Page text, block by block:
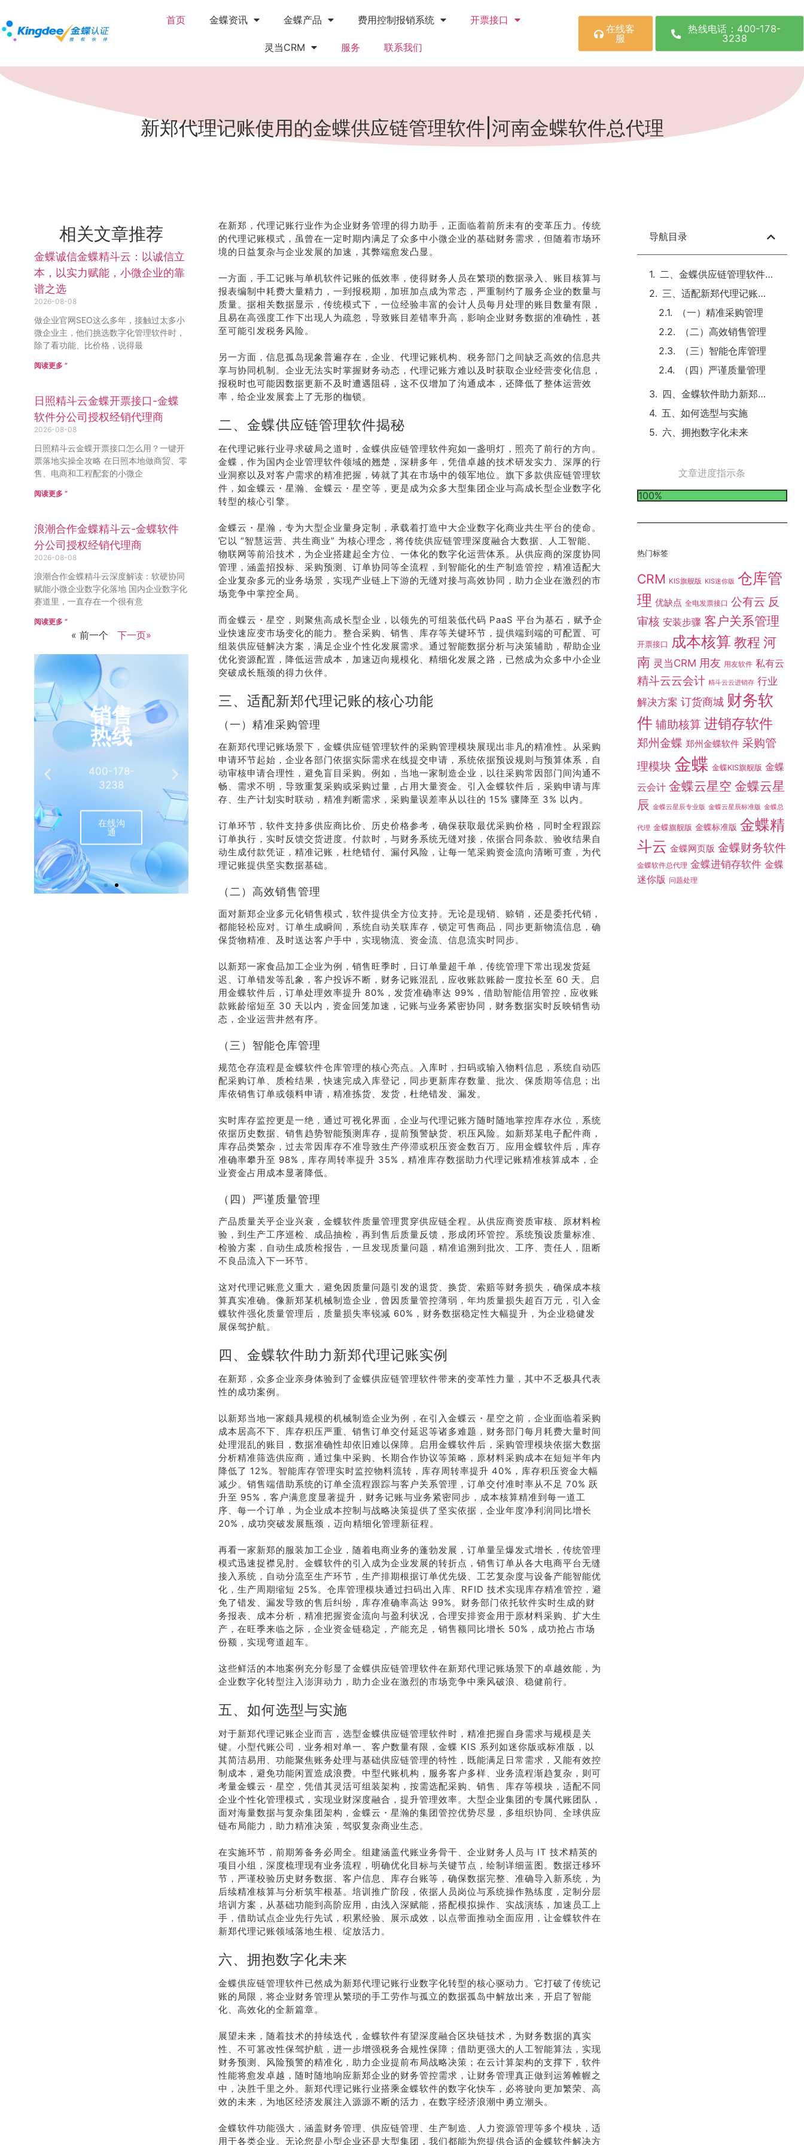
首页 金蝶资讯 金蝶产品 费用控制报销系统 开票接口
灵当CRM 服务 联系我们
在线客
服
热线电话：400-178-
3238
新郑代理记账使用的金蝶供应链管理软件|河南金蝶软件总代理
相关文章推荐
金蝶诚信金蝶精斗云：以诚信立
本，以实力赋能，小微企业的靠
谱之选
2026-08-08
做企业官网SEO这么多年，接触过太多小
微企业主，他们挑选数字化管理软件时，
除了看功能、比价格，说得最
阅读更多 ”
日照精斗云金蝶开票接口-金蝶
软件分公司授权经销代理商
2026-08-08
日照精斗云金蝶开票接口怎么用？一键开
票落地实操全攻略 在日照本地做商贸、零
售、电商和工程配套的小微企
阅读更多 ”
浪潮合作金蝶精斗云-金蝶软件
分公司授权经销代理商
2026-08-08
浪潮合作金蝶精斗云深度解读：软硬协同
赋能小微企业数字化落地 国内企业数字化
赛道里，一直存在一个很有意
阅读更多 ”
« 前一个 下一页»
销售
热线
400-178-
3238
在线沟
通
推荐
有礼
介绍客户豪礼
相送
联系我
们
销售
400-178-
3238
在线沟
通
在新郑，代理记账行业作为企业财务管理的得力助手，正面临着前所未有的变革压力。传统
的代理记账模式，虽曾在一定时期内满足了众多中小微企业的基础财务需求，但随着市场环
境的日益复杂与企业发展的加速，其弊端愈发凸显。
一方面，手工记账与单机软件记账的低效率，使得财务人员在繁琐的数据录入、账目核算与
报表编制中耗费大量精力，一到报税期，加班加点成为常态，严重制约了服务企业的数量与
质量。据相关数据显示，传统模式下，一位经验丰富的会计人员每月处理的账目数量有限，
且易在高强度工作下出现人为疏忽，导致账目差错率升高，影响企业财务数据的准确性，甚
至可能引发税务风险。
另一方面，信息孤岛现象普遍存在，企业、代理记账机构、税务部门之间缺乏高效的信息共
享与协同机制。企业无法实时掌握财务动态，代理记账方难以及时获取企业经营变化信息，
报税时也可能因数据更新不及时遭遇阻碍，这不仅增加了沟通成本，还降低了整体运营效
率，给企业发展套上了无形的枷锁。
二、金蝶供应链管理软件揭秘
在代理记账行业寻求破局之道时，金蝶供应链管理软件宛如一盏明灯，照亮了前行的方向。
金蝶，作为国内企业管理软件领域的翘楚，深耕多年，凭借卓越的技术研发实力、深厚的行
业洞察以及对客户需求的精准把握，铸就了其在市场中的领军地位。旗下多款供应链管理软
件，如金蝶云・星瀚、金蝶云・星空等，更是成为众多大型集团企业与高成长型企业数字化
转型的核心引擎。
金蝶云・星瀚，专为大型企业量身定制，承载着打造中大企业数字化商业共生平台的使命。
它以 “智慧运营、共生商业” 为核心理念，将传统供应链管理深度融合大数据、人工智能、
物联网等前沿技术，为企业搭建起全方位、一体化的数字化运营体系。从供应商的深度协同
管理，涵盖招投标、采购预测、订单协同等全流程，到智能化的生产制造管控，精准适配大
企业复杂多元的业务场景，实现产业链上下游的无缝对接与高效协同，助力企业在激烈的市
场竞争中掌控全局。
而金蝶云・星空，则聚焦高成长型企业，以领先的可组装低代码 PaaS 平台为基石，赋予企
业快速应变市场变化的能力。整合采购、销售、库存等关键环节，提供端到端的可配置、可
组装供应链解决方案，满足企业个性化发展需求。通过智能数据分析与决策辅助，帮助企业
优化资源配置，降低运营成本，加速迈向规模化、精细化发展之路，已然成为众多中小企业
突破成长瓶颈的得力伙伴。
三、适配新郑代理记账的核心功能
（一）精准采购管理
在新郑代理记账场景下，金蝶供应链管理软件的采购管理模块展现出非凡的精准性。从采购
申请环节起始，企业各部门依据实际需求在线提交申请，系统依据预设规则与预算体系，自
动审核申请合理性，避免盲目采购。例如，当地一家制造企业，以往采购常因部门间沟通不
畅、需求不明，导致重复采购或采购过量，占用大量资金。引入金蝶软件后，采购申请与库
存、生产计划实时联动，精准判断需求，采购量误差率从以往的 15% 骤降至 3% 以内。
订单环节，软件支持多供应商比价、历史价格参考，确保获取最优采购价格，同时全程跟踪
订单执行，实时反馈交货进度。付款时，与财务系统无缝对接，依据合同条款、验收结果自
动生成付款凭证，精准记账，杜绝错付、漏付风险，让每一笔采购资金流向清晰可查，为代
理记账提供坚实数据基础。
（二）高效销售管理
面对新郑企业多元化销售模式，软件提供全方位支持。无论是现销、赊销，还是委托代销，
都能轻松应对。订单生成瞬间，系统自动关联库存，锁定可售商品，同步更新物流信息，确
保货物精准、及时送达客户手中，实现物流、资金流、信息流实时同步。
以新郑一家食品加工企业为例，销售旺季时，日订单量超千单，传统管理下常出现发货延
迟、订单错发等乱象，客户投诉不断，财务记账混乱，应收账款账龄一度拉长至 60 天。启
用金蝶软件后，订单处理效率提升 80%，发货准确率达 99%，借助智能信用管控，应收账
款账龄缩短至 30 天以内，资金回笼加速，记账与业务紧密协同，财务数据实时反映销售动
态，企业运营井然有序。
（三）智能仓库管理
规范仓存流程是金蝶软件仓库管理的核心亮点。入库时，扫码或输入物料信息，系统自动匹
配采购订单、质检结果，快速完成入库登记，同步更新库存数量、批次、保质期等信息；出
库依销售订单或领料申请，精准拣货、发货，杜绝错发、漏发。
实时库存监控更是一绝，通过可视化界面，企业与代理记账方随时随地掌控库存水位，系统
依据历史数据、销售趋势智能预测库存，提前预警缺货、积压风险。如新郑某电子配件商，
库存品类繁杂，过去常因库存不准导致生产停滞或积压资金数百万。应用金蝶软件后，库存
准确率攀升至 98%，库存周转率提升 35%，精准库存数据助力代理记账精准核算成本，企
业资金占用成本显著降低。
（四）严谨质量管理
产品质量关乎企业兴衰，金蝶软件质量管理贯穿供应链全程。从供应商资质审核、原材料检
验，到生产工序巡检、成品抽检，再到售后质量反馈，形成闭环管控。系统预设质量标准、
检验方案，自动生成质检报告，一旦发现质量问题，精准追溯到批次、工序、责任人，阻断
不良品流入下一环节。
这对代理记账意义重大，避免因质量问题引发的退货、换货、索赔等财务损失，确保成本核
算真实准确。像新郑某机械制造企业，曾因质量管控薄弱，年均质量损失超百万元，引入金
蝶软件强化质量管理后，质量损失率锐减 60%，财务数据稳定性大幅提升，为企业稳健发
展保驾护航。
四、金蝶软件助力新郑代理记账实例
在新郑，众多企业亲身体验到了金蝶供应链管理软件带来的变革性力量，其中不乏极具代表
性的成功案例。
以新郑当地一家颇具规模的机械制造企业为例，在引入金蝶云・星空之前，企业面临着采购
成本居高不下、库存积压严重、销售订单交付延迟等诸多难题，财务部门每月耗费大量时间
处理混乱的账目，数据准确性却依旧难以保障。启用金蝶软件后，采购管理模块依据大数据
分析精准筛选供应商，通过集中采购、长期合作协议等策略，原材料采购成本在短短半年内
降低了 12%。智能库存管理实时监控物料流转，库存周转率提升 40%，库存积压资金大幅
减少。销售端借助系统的订单全流程跟踪与客户关系管理，订单交付准时率从不足 70% 跃
升至 95%，客户满意度显著提升，财务记账与业务紧密同步，成本核算精准到每一道工
序、每一个订单，为企业成本控制与战略决策提供了坚实依据，企业年度净利润同比增长
20%，成功突破发展瓶颈，迈向精细化管理新征程。
再看一家新郑的服装加工企业，随着电商业务的蓬勃发展，订单量呈爆发式增长，传统管理
模式迅速捉襟见肘。金蝶软件的引入成为企业发展的转折点，销售订单从各大电商平台无缝
接入系统，自动分流至生产环节，生产排期根据订单优先级、工艺复杂度与设备产能智能优
化，生产周期缩短 25%。仓库管理模块通过扫码出入库、RFID 技术实现库存精准管控，避
免了错发、漏发导致的售后纠纷，库存准确率高达 99%。财务部门依托软件实时生成的财
务报表、成本分析，精准把握资金流向与盈利状况，合理安排资金用于原材料采购、扩大生
产，在旺季来临之际，企业资金链稳定，产能充足，销售额同比增长 50%，成功抢占市场
份额，实现弯道超车。
这些鲜活的本地案例充分彰显了金蝶供应链管理软件在新郑代理记账场景下的卓越效能，为
企业数字化转型注入澎湃动力，助力企业在激烈的市场竞争中乘风破浪、稳健前行。
五、如何选型与实施
对于新郑代理记账企业而言，选型金蝶供应链管理软件时，精准把握自身需求与规模是关
键。小型代账公司，业务相对单一、客户数量有限，金蝶 KIS 系列如迷你版或标准版，以
其简洁易用、功能聚焦账务处理与基础供应链管理的特性，既能满足日常需求，又能有效控
制成本，避免功能闲置造成浪费。中型代账机构，服务客户多样、业务流程渐趋复杂，则可
考量金蝶云・星空，凭借其灵活可组装架构，按需选配采购、销售、库存等模块，适配不同
企业个性化管理模式，实现业财深度融合，提升管理效率。大型企业集团的专属代账团队，
面对海量数据与复杂集团架构，金蝶云・星瀚的集团管控优势尽显，多组织协同、全球供应
链布局能力，助力精准决策，驾驭复杂商业生态。
在实施环节，前期筹备务必周全。组建涵盖代账业务骨干、企业财务人员与 IT 技术精英的
项目小组，深度梳理现有业务流程，明确优化目标与关键节点，绘制详细蓝图。数据迁移环
节，严谨校验历史财务数据、客户信息、库存台账等，确保数据完整、准确导入新系统，为
后续精准核算与分析筑牢根基。培训推广阶段，依据人员岗位与系统操作熟练度，定制分层
培训方案，从基础功能到高阶应用，由浅入深赋能，搭配模拟操作、实战演练，加速员工上
手，借助试点企业先行先试，积累经验、展示成效，以点带面推动全面应用，让金蝶软件在
新郑代理记账领域落地生根、绽放活力。
六、拥抱数字化未来
金蝶供应链管理软件已然成为新郑代理记账行业数字化转型的核心驱动力。它打破了传统记
账的局限，将企业财务管理从繁琐的手工劳作与孤立的数据孤岛中解放出来，开启了智能
化、高效化的全新篇章。
展望未来，随着技术的持续迭代，金蝶软件有望深度融合区块链技术，为财务数据的真实
性、不可篡改性保驾护航，进一步增强税务合规性保障；借助更强大的人工智能算法，实现
财务预测、风险预警的精准化，助力企业提前布局战略决策；在云计算架构的支撑下，软件
性能将愈发卓越，随时随地响应新郑企业的财务管控需求，让财务管理真正做到运筹帷幄之
中，决胜千里之外。新郑代理记账行业搭乘金蝶软件的数字化快车，必将驶向更加繁荣、高
效的未来，为地区经济发展注入源源不断的活力，在数字经济浪潮中勇立潮头。
金蝶软件功能强大，涵盖财务管理、供应链管理、生产制造、人力资源管理等多个模块，适
用于各类企业。无论您是小型企业还是大型集团，我们都能为您提供合适的金蝶软件解决方
导航目录
二、金蝶供应链管理软件揭秘
三、适配新郑代理记账的核心功能
（一）精准采购管理
（二）高效销售管理
（三）智能仓库管理
（四）严谨质量管理
四、金蝶软件助力新郑代理记账实例
五、如何选型与实施
六、拥抱数字化未来
文章进度指示条
100%
热门标签
CRM KIS旗舰版 KIS迷你版 仓库管
理 优缺点 全电发票接口 公有云 反
审核 安装步骤 客户关系管理
开票接口 成本核算 教程 河
南 灵当CRM 用友 用友软件 私有云
精斗云云会计 精斗云云进销存 行业
解决方案 订货商城 财务软
件 辅助核算 进销存软件
郑州金蝶 郑州金蝶软件 采购管
理模块 金蝶 金蝶KIS旗舰版 金蝶
云会计 金蝶云星空 金蝶云星
辰 金蝶云星辰专业版 金蝶云星辰标准版 金蝶总
代理 金蝶旗舰版 金蝶标准版 金蝶精
斗云 金蝶网页版 金蝶财务软件
金蝶软件总代理 金蝶进销存软件 金蝶
迷你版 问题处理